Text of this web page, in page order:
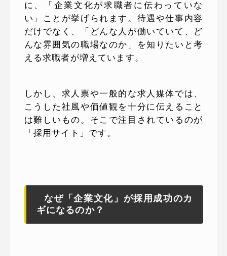
に、「企業文化が求職者に伝わっていな
い」ことが挙げられます。待遇や仕事内容
だけでなく、「どんな人が働いていて、ど
んな雰囲気の職場なのか」を知りたいと考
える求職者が増えています。
しかし、求人票や一般的な求人媒体では、
こうした社風や価値観を十分に伝えること
は難しいもの。そこで注目されているのが
「採用サイト」です。
なぜ「企業文化」が採用成功のカ
ギになるのか？